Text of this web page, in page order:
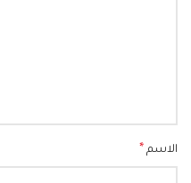
الاسم *